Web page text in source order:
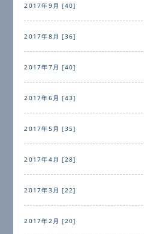
2017年9月 [40]
2017年8月 [36]
2017年7月 [40]
2017年6月 [43]
2017年5月 [35]
2017年4月 [28]
2017年3月 [22]
2017年2月 [20]